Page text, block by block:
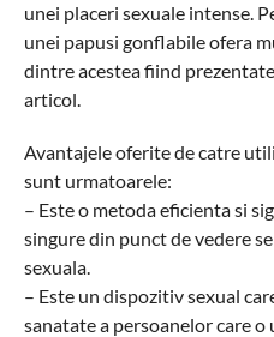
unei placeri sexuale intense.
unei papusi gonflabile ofera
dintre acestea fiind
articol.
Avantajele oferite de catre
sunt urmatoarele:
– Este o metoda eficienta si
singure din punct de vedere
sexuala.
– Este un dispozitiv sexual
sanatate a persoanelor care